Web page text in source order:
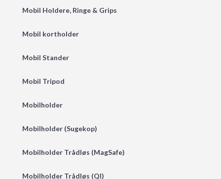
Mobil Holdere, Ringe & Grips
Mobil kortholder
Mobil Stander
Mobil Tripod
Mobilholder
Mobilholder (Sugekop)
Mobilholder Trådløs (MagSafe)
Mobilholder Trådløs (QI)